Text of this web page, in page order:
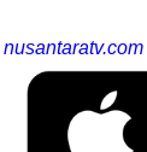
nusantaratv.com